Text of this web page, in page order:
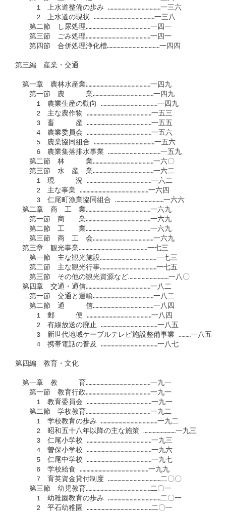
1　上水道整備の歩み …………………………………一三六
2　上水道の現状 ………………………………………一三八
第二節　し尿処理…………………………………………一四一
第三節　ごみ処理…………………………………………一四一
第四節　合併処理浄化槽…………………………………一四四
第三編　産業・交通
第一章　農林水産業…………………………………………一四九
第一節　農　　　業………………………………………一四九
1　農業生産の動向 ……………………………………一四九
2　主な農作物 …………………………………………一五三
3　畜　　　産 …………………………………………一五五
4　農業委員会 …………………………………………一五六
5　農業協同組合 ………………………………………一五六
6　農業集落排水事業 …………………………………一五九
第二節　林　　　業………………………………………一六〇
第三節　水　産　業………………………………………一六二
1　現　　　況 …………………………………………一六二
2　主な事業 ……………………………………………一六四
3　仁尾町漁業協同組合 ………………………………一六六
第二章　商　工　業…………………………………………一六九
第一節　商　　業…………………………………………一六九
第二節　工　　業…………………………………………一六九
第三節　商　工　会………………………………………一六九
第三章　観光事業……………………………………………一七三
第一節　主な観光施設……………………………………一七三
第二節　主な観光行事……………………………………一七五
第三節　その他の観光資源など…………………………一八〇
第四章　交通・通信…………………………………………一八二
第一節　交通と運輸………………………………………一八二
第二節　通　　　信………………………………………一八四
1　郵　　　便 …………………………………………一八四
2　有線放送の廃止 ……………………………………一八五
3　新世代地域ケーブルテレビ施設整備事業 ………一八五
4　携帯電話の普及 ……………………………………一八七
第四編　教育・文化
第一章　教　　　育…………………………………………一九一
第一節　教育行政…………………………………………一九一
1　教育委員会 …………………………………………一九一
第二節　学枚教育…………………………………………一九二
1　学校教育の歩み ……………………………………一九二
2　昭和五十八年以降の主な施策 ……………………一九三
3　仁尾小学校 …………………………………………一九三
4　曽保小学校 …………………………………………一九六
5　仁尾中学校 …………………………………………一九七
6　学校給食 ……………………………………………一九九
7　育英資金貸付制度 …………………………………二〇〇
第三節　幼児教育…………………………………………二〇一
1　幼稚園教育の歩み …………………………………二〇一
2　平石幼稚園 …………………………………………二〇一